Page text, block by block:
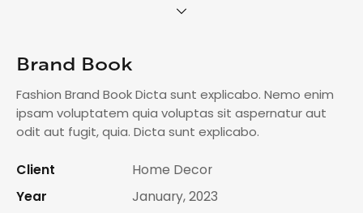
Brand Book
Fashion Brand Book Dicta sunt explicabo. Nemo enim
ipsam voluptatem quia voluptas sit aspernatur aut
odit aut fugit, quia. Dicta sunt explicabo.
Client
Home Decor
Year
January, 2023